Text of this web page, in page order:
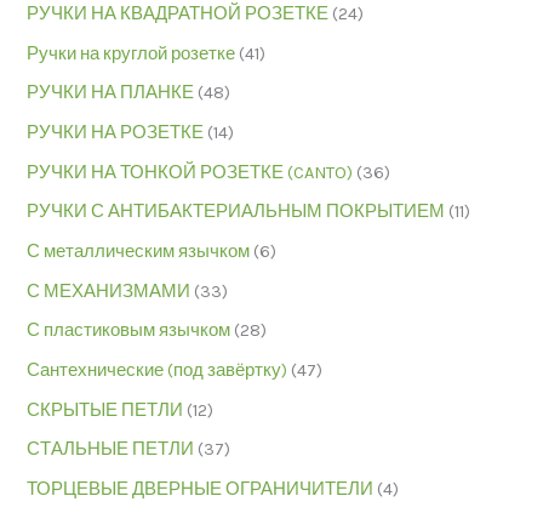
РУЧКИ НА КВАДРАТНОЙ РОЗЕТКЕ (24)
Ручки на круглой розетке (41)
РУЧКИ НА ПЛАНКЕ (48)
РУЧКИ НА РОЗЕТКЕ (14)
РУЧКИ НА ТОНКОЙ РОЗЕТКЕ (CANTO) (36)
РУЧКИ С АНТИБАКТЕРИАЛЬНЫМ ПОКРЫТИЕМ (11)
С металлическим язычком (6)
С МЕХАНИЗМАМИ (33)
С пластиковым язычком (28)
Сантехнические (под завёртку) (47)
СКРЫТЫЕ ПЕТЛИ (12)
СТАЛЬНЫЕ ПЕТЛИ (37)
ТОРЦЕВЫЕ ДВЕРНЫЕ ОГРАНИЧИТЕЛИ (4)